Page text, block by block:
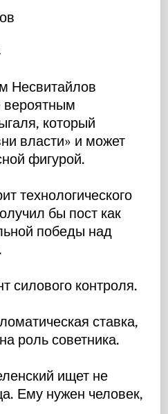
Несвитайлов
вероятным
который
власти» и может
фигурой.
технологического
бы пост как
победы над
силового контроля.
ставка,
роль советника.
ищет не
Ему нужен человек,